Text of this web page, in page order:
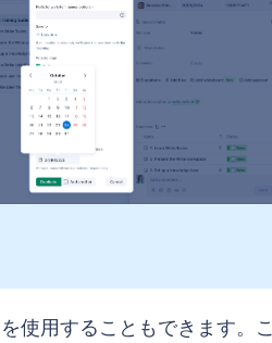
使用することもできます。